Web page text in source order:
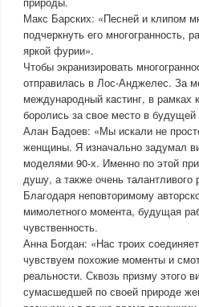
Макс Барских: «Песней и клипом
подчеркнуть его многогранность,
яркой фурии».
Чтобы экранизировать
отправилась в Лос-Анджелес. За
международный кастинг, в рамках
боролись за свое место в будущей
Алан Бадоев: «Мы искали не
женщины. Я изначально задумал
моделями 90-х. Именно по этой
душу, а также очень талантливого
Благодаря неповторимому
мимолетного момента, будущая
чувственность.
Анна Богдан: «Нас троих
чувствуем похожие моменты и
реальности. Сквозь призму этого
сумасшедшей по своей природе